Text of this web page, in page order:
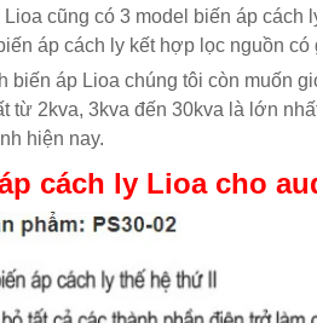
Lioa cũng có 3 model biến áp
áp cách ly kết hợp lọc nguồn
biến áp Lioa chúng tôi còn muốn
từ 2kva, 3kva đến 30kva là lớn
hiện nay.
cách ly Lioa cho